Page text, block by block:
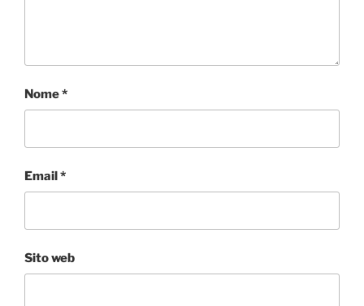
Nome*
Email*
Sito web